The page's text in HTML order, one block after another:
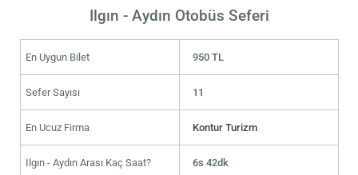
Ilgın - Aydın Otobüs Seferi
En Uygun Bilet 950 TL
Sefer Sayısı 11
En Ucuz Firma Kontur Turizm
Ilgın - Aydın Arası Kaç Saat? 6s 42dk